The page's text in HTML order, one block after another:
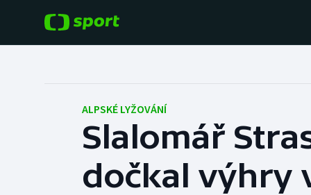
Hokej
Tenis
Baseball a softbal
Basketbal
ALPSKÉ LYŽOVÁNÍ
Slalomář
dočkal výhry